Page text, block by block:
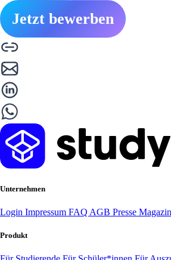
Jetzt bewerben
Unternehmen
Login Impressum FAQ AGB Presse
Produkt